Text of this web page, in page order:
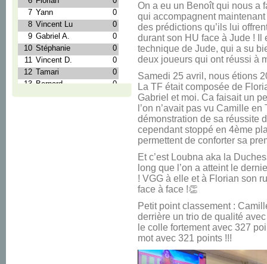
On a eu un Benoît qui nous a
qui accompagnent
des prédictions qu’ils lui
durant son HU face à Jude ! Il
technique de Jude, qui a su
deux joueurs qui ont réussi à
Samedi 25 avril, nous étions
La TF était composée de
Gabriel et moi. Ca faisait un
l’on n’avait pas vu Camille
démonstration de sa réussite
cependant stoppé en 4ème
permettent de conforter sa
Et c’est Loubna aka la
long que l’on a atteint le
! VGG à elle et à Florian son
face à face !👏
Petit point classement :
derrière un trio de qualité
le colle fortement avec 327
mot avec 321 points !!!